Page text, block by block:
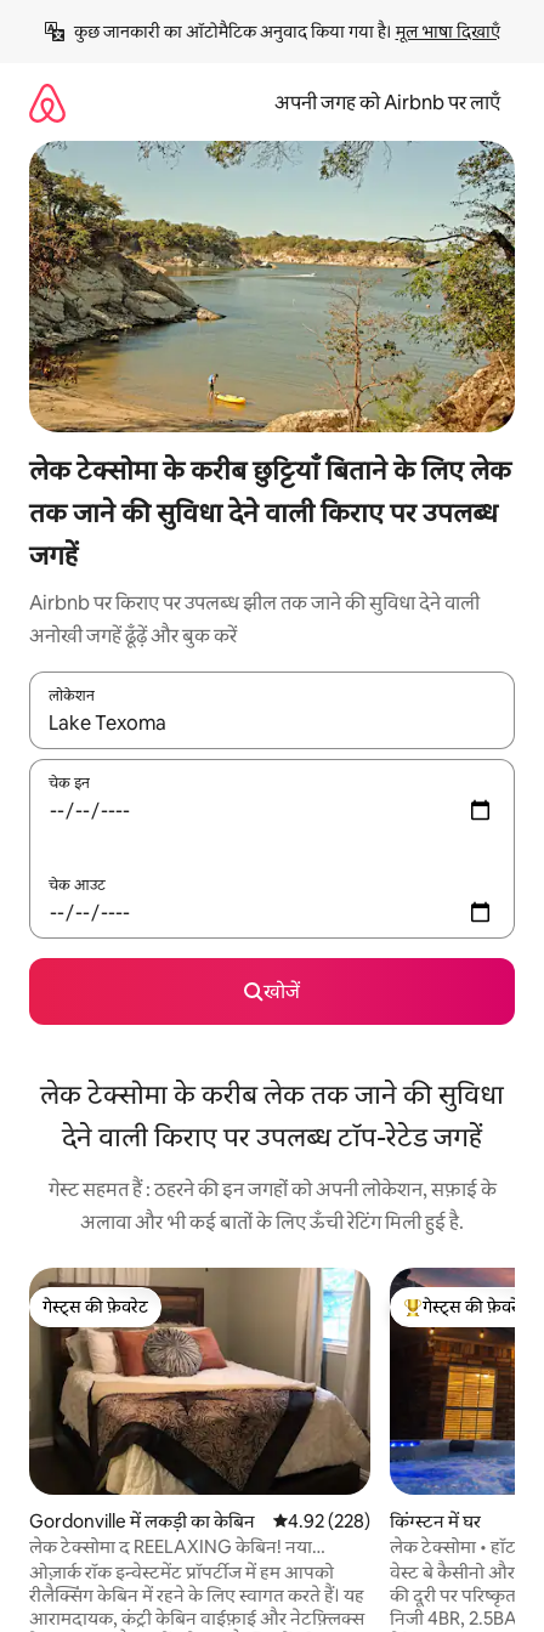
छोड़कर
कॉन्टेंट
कुछ जानकारी का ऑटोमैटिक अनुवाद किया गया है। मूल भाषा दिखाएँ
अपनी जगह को Airbnb पर लाएँ
लेक टेक्सोमा के करीब छुट्टियाँ बिताने के लिए लेक
तक जाने की सुविधा देने वाली किराए पर उपलब्ध
जगहें
Airbnb पर किराए पर उपलब्ध झील तक जाने की सुविधा देने वाली
अनोखी जगहें ढूँढ़ें और बुक करें
लोकेशन
नतीजों के उपलब्ध होने पर, अप और डाउन 'ऐरो की' का इस्तेमाल करके नेविगेट
चेक इन
चेक आउट
खोजें
लेक टेक्सोमा के करीब लेक तक जाने की सुविधा
देने वाली किराए पर उपलब्ध टॉप-रेटेड जगहें
गेस्ट सहमत हैं : ठहरने की इन जगहों को अपनी लोकेशन, सफ़ाई के
अलावा और भी कई बातों के लिए ऊँची रेटिंग मिली हुई है.
गेस्ट्स की फ़ेवरेट
गेस्ट्स की फ़ेवरेट
Gordonville में लकड़ी का केबिन औसत रेटिंग 5 में से 4.92, 228 समीक्षाएँ
4.92 (228)
लेक टेक्सोमा द REELAXING केबिन! नया
नवीनीकरण!
ओज़ार्क रॉक इन्वेस्टमेंट प्रॉपर्टीज में हम आपको
रीलैक्सिंग केबिन में रहने के लिए स्वागत करते हैं। यह
आरामदायक, कंट्री केबिन वाईफ़ाई और नेटफ़्लिक्स
गेस्ट्स का टॉप फ़ेवरेट
गेस्ट्स की फ़ेवरेट
किंग्स्टन में घर
लेक टेक्सोमा • हॉट टब
सोने की जगह
वेस्ट बे कैसीनो और लेक
की दूरी पर परिष्कृत
निजी 4BR, 2.5BA